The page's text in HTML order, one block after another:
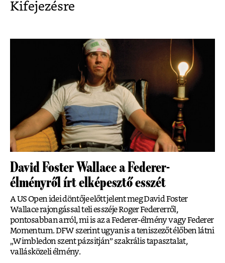
Kifejezésre
David Foster Wallace a Federer-
élményről írt elképesztő esszét
A US Open idei döntője előtt jelent meg David Foster
Wallace rajongással teli esszéje Roger Federerről,
pontosabban arról, mi is az a Federer-élmény vagy Federer
Momentum. DFW szerint ugyanis a teniszezőt élőben látni
„Wimbledon szent pázsitján” szakrális tapasztalat,
vallásközeli élmény.